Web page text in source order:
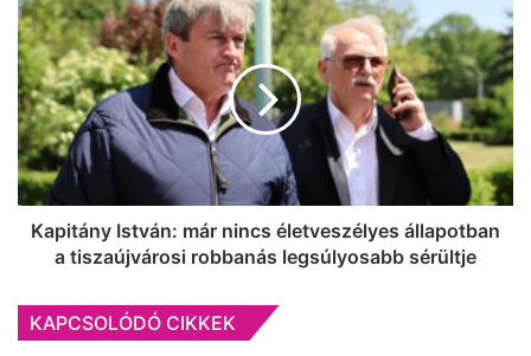
István:
már
nincs
életveszélyes
állapotban
a
tiszaújvárosi
robbanás
legsúlyosabb
sérültje
Kapitány István: már nincs életveszélyes állapotban
a tiszaújvárosi robbanás legsúlyosabb sérültje
KAPCSOLÓDÓ CIKKEK